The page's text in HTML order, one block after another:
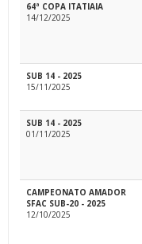
64ª COPA ITATIAIA
14/12/2025
SUB 14 - 2025
15/11/2025
SUB 14 - 2025
01/11/2025
CAMPEONATO AMADOR
SFAC SUB-20 - 2025
12/10/2025